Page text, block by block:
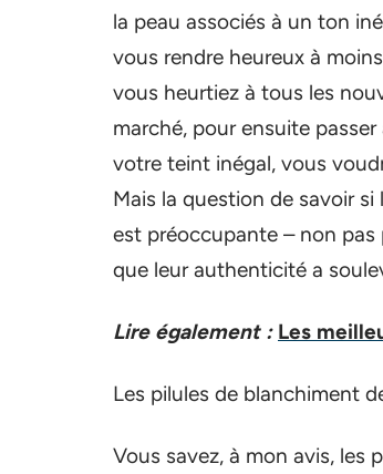
la peau associés à un ton
vous rendre heureux à
vous heurtiez à tous les
marché, pour ensuite
votre teint inégal, vous
Mais la question de savoir
est préoccupante – non pas
que leur authenticité a
Lire également : Les
Les pilules de blanchiment
Vous savez, à mon avis, les